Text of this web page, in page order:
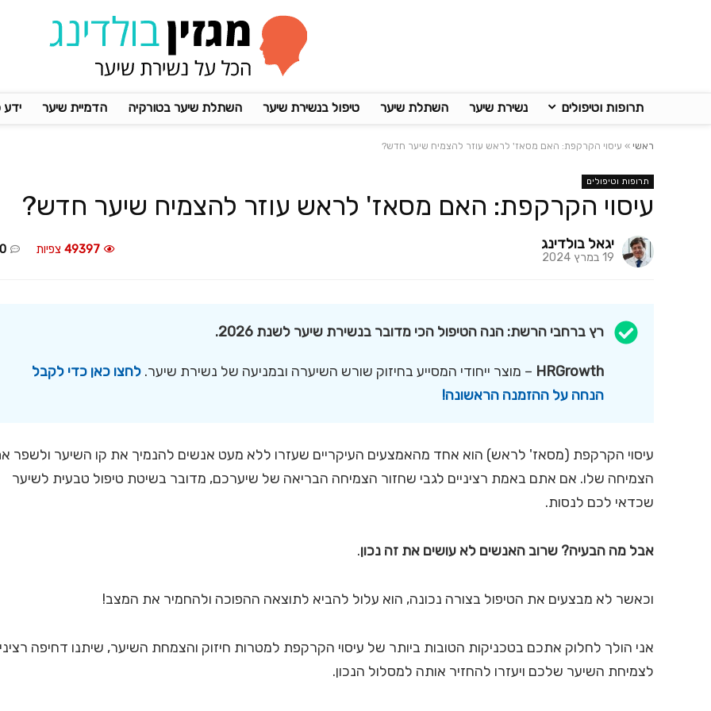
תרופות וטיפולים נשירת שיער השתלת שיער טיפול בנשירת שיער השתלת שיער בטורקיה הדמיית שיער ידע
ראשי » עיסוי הקרקפת: האם מסאז' לראש עוזר להצמיח שיער חדש?
תרופות וטיפולים
עיסוי הקרקפת: האם מסאז' לראש עוזר להצמיח שיער חדש?
יגאל בולדינג
19 במרץ 2024
49397 צפיות 0
רץ ברחבי הרשת: הנה הטיפול הכי מדובר בנשירת שיער לשנת 2026.
HRGrowth – מוצר ייחודי המסייע בחיזוק שורש השיערה ובמניעה של נשירת שיער. לחצו כאן כדי לקבל
הנחה על ההזמנה הראשונה!
עיסוי הקרקפת (מסאז' לראש) הוא אחד מהאמצעים העיקריים שעזרו ללא מעט אנשים להנמיך את קו השיער ולשפר
הצמיחה שלו. אם אתם באמת רציניים לגבי שחזור הצמיחה הבריאה של שיערכם, מדובר בשיטת טיפול טבעית לשיער
שכדאי לכם לנסות.
אבל מה הבעיה? שרוב האנשים לא עושים את זה נכון.
וכאשר לא מבצעים את הטיפול בצורה נכונה, הוא עלול להביא לתוצאה ההפוכה ולהחמיר את המצב!
אני הולך לחלוק אתכם בטכניקות הטובות ביותר של עיסוי הקרקפת למטרות חיזוק והצמחת השיער, שיתנו דחיפה
לצמיחת השיער שלכם ויעזרו להחזיר אותה למסלול הנכון.